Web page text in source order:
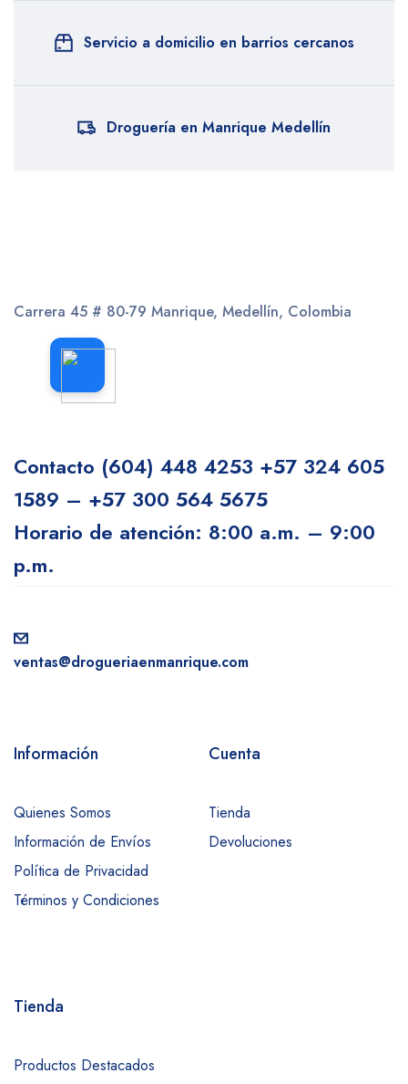
Servicio a domicilio en barrios cercanos
Droguería en Manrique Medellín
Carrera 45 # 80-79 Manrique, Medellín, Colombia
Contacto (604) 448 4253 +57 324 605
1589 – +57 300 564 5675
Horario de atención: 8:00 a.m. – 9:00
p.m.
ventas@drogueriaenmanrique.com
Información
Quienes Somos
Información de Envíos
Política de Privacidad
Términos y Condiciones
Cuenta
Tienda
Devoluciones
Tienda
Productos Destacados